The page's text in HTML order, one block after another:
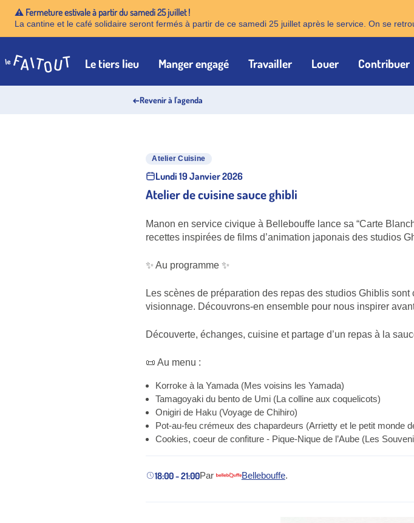
⚠️ Fermeture estivale à partir du samedi 25 juillet !
La cantine et le café solidaire seront fermés à partir de ce samedi 25 juillet après le service. On se
Accueil Le tiers lieu Manger engagé Travailler Louer Contribuer
←Revenir à l'agenda
Atelier Cuisine
Lundi 19 Janvier 2026
Atelier de cuisine sauce ghibli
Manon en service civique à Bellebouffe lance sa “Carte
recettes inspirées de films d’animation japonais des studios
✨ Au programme ✨
Les scènes de préparation des repas des studios Ghiblis
visionnage. Découvrons-en ensemble pour nous inspirer
Découverte, échanges, cuisine et partage d’un repas à la
📜 Au menu :
Korroke à la Yamada (Mes voisins les Yamada)
Tamagoyaki du bento de Umi (La colline aux coquelicots)
Onigiri de Haku (Voyage de Chihiro)
Pot-au-feu crémeux des chapardeurs (Arrietty et le petit monde
Cookies, coeur de confiture - Pique-Nique de l’Aube (Les
18:00 - 21:00Par Bellebouffe
(nouvel onglet) .